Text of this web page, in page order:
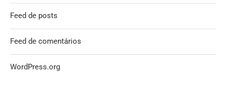
Feed de posts
Feed de comentários
WordPress.org